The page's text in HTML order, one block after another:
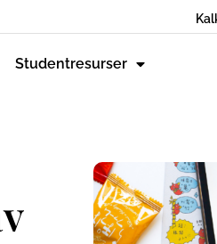
Studentresurser